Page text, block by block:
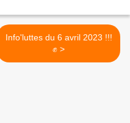
Info'luttes du 6 avril 2023 !!!
✊ >